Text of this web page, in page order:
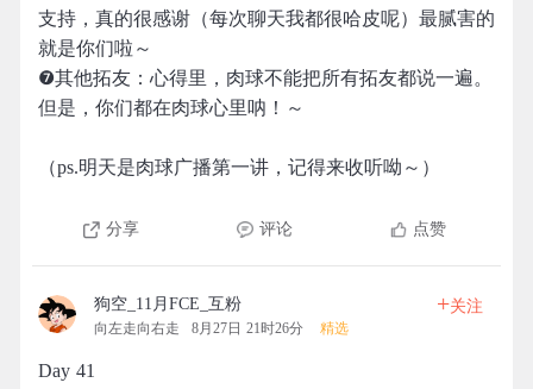
支持，真的很感谢（每次聊天我都很哈皮呢）最腻害的
就是你们啦～
❼其他拓友：心得里，肉球不能把所有拓友都说一遍。
但是，你们都在肉球心里呐！～
（ps.明天是肉球广播第一讲，记得来收听呦～）
分享 评论 点赞
狗空_11月FCE_互粉
向左走向右走 8月27日 21时26分 精选
+关注
Day 41